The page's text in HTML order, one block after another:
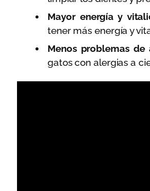
Mayor energía y
tener más energía y
Menos problemas de
gatos con alergias a